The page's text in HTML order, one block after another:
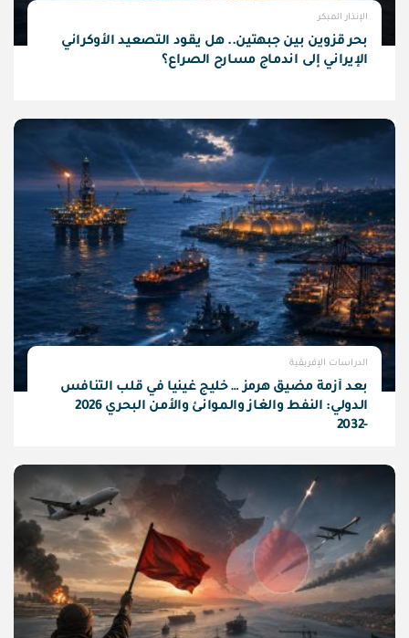
الإنذار المبكر
بحر قزوين بين جبهتين.. هل يقود التصعيد الأوكراني
الإيراني إلى اندماج مسارح الصراع؟
الدراسات الإفريقية
بعد أزمة مضيق هرمز … خليج غينيا في قلب التنافس
الدولي: النفط والغاز والموانئ والأمن البحري 2026
-2032